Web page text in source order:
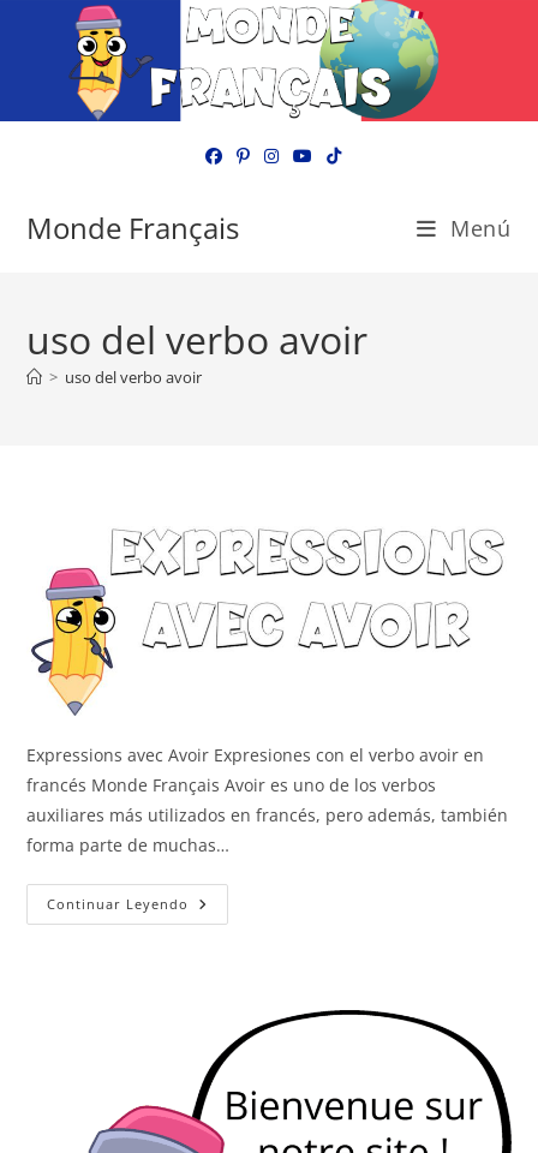
Monde Français Menú
uso del verbo avoir
> uso del verbo avoir
Expressions avec Avoir Expresiones con el verbo avoir en
francés Monde Français Avoir es uno de los verbos
auxiliares más utilizados en francés, pero además, también
forma parte de muchas…
Continuar Leyendo Expresiones
Con